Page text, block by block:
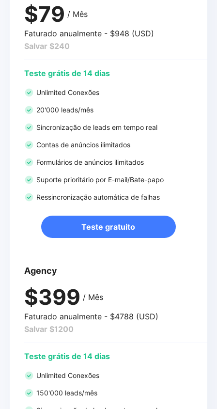
$79 / Mês
Faturado anualmente - $948 (USD)
Salvar $240
Teste grátis de 14 dias
Unlimited Conexões
20'000 leads/mês
Sincronização de leads em tempo real
Contas de anúncios ilimitados
Formulários de anúncios ilimitados
Suporte prioritário por E-mail/Bate-papo
Ressincronização automática de falhas
Teste gratuito
Agency
$399 / Mês
Faturado anualmente - $4788 (USD)
Salvar $1200
Teste grátis de 14 dias
Unlimited Conexões
150'000 leads/mês